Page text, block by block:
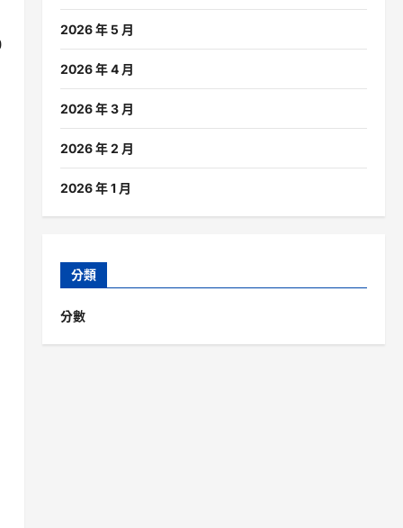
2026 年 5 月
2026 年 4 月
2026 年 3 月
2026 年 2 月
2026 年 1 月
分類
分數